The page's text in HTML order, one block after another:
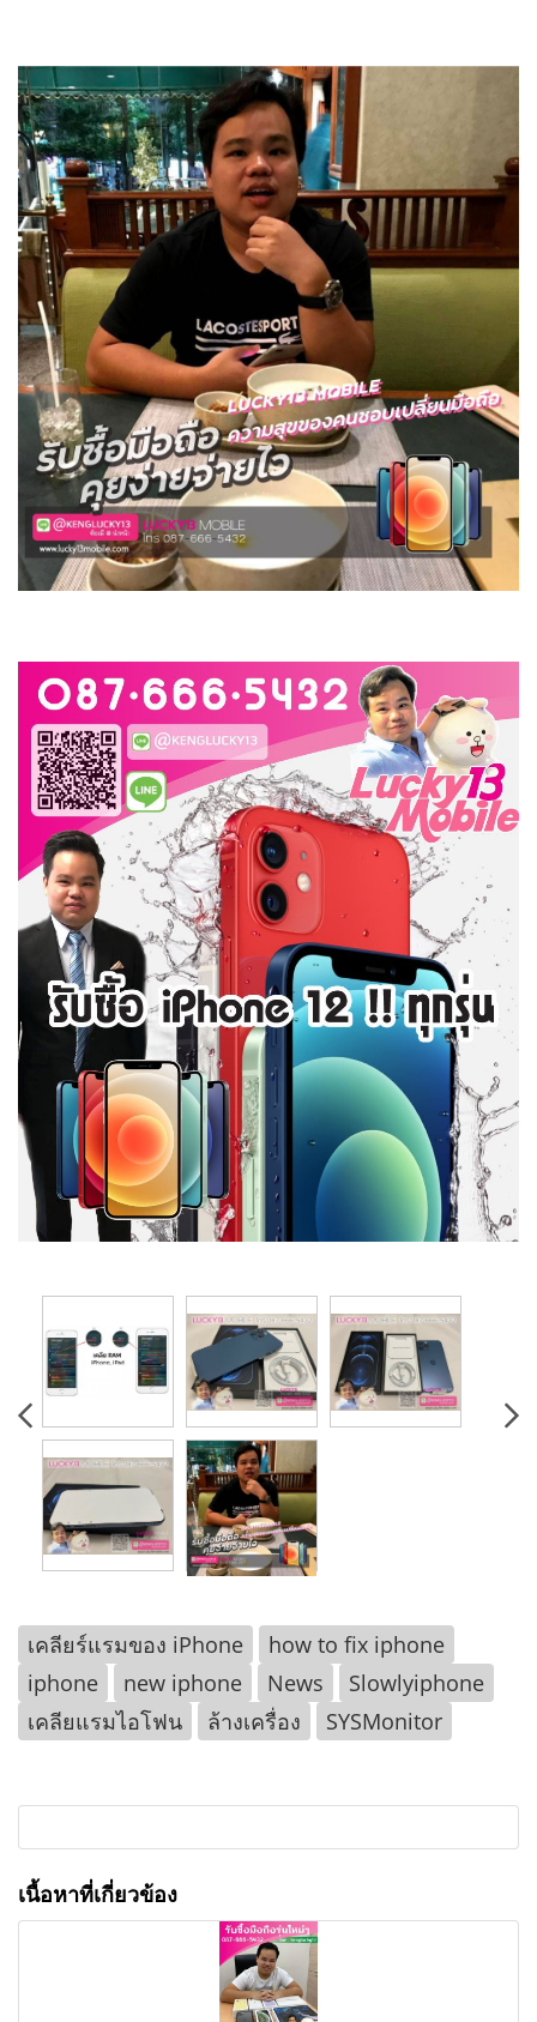
เคลียร์แรมของ iPhone
how to fix iphone
iphone
new iphone News
Slowlyiphone
เคลียแรมไอโฟน
ล้างเครื่อง SYSMonitor
เนื้อหาที่เกี่ยวข้อง